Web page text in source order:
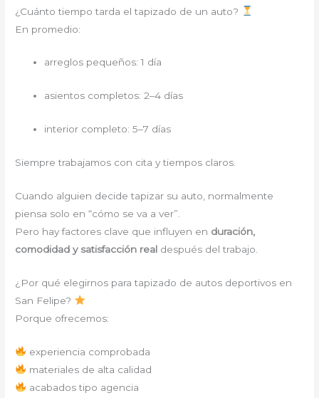
¿Cuánto tiempo tarda el tapizado de un auto?
En promedio:
arreglos pequeños: 1 día
asientos completos: 2–4 días
interior completo: 5–7 días
Siempre trabajamos con cita y tiempos claros.
Cuando alguien decide tapizar su auto, normalmente
piensa solo en “cómo se va a ver”.
Pero hay factores clave que influyen en duración,
comodidad y satisfacción real después del trabajo.
¿Por qué elegirnos para tapizado de autos deportivos en
San Felipe?
Porque ofrecemos:
experiencia comprobada
materiales de alta calidad
acabados tipo agencia